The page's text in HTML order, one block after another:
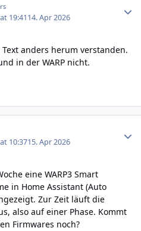
19:4114. Apr 2026
anders herum verstanden.
in der WARP nicht.
10:3715. Apr 2026
eine WARP3 Smart
in Home Assistant (Auto
Zur Zeit läuft die
also auf einer Phase. Kommt
Firmwares noch?